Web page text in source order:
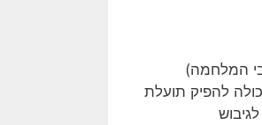
המלחמה)
להפיק תועלת